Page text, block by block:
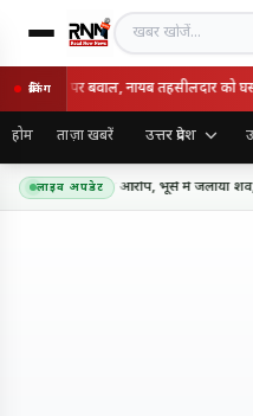
खबर खोजें
ब्रेकिंग
हटाने पर बवाल, नायब तहसीलदार को
होम ताज़ा खबरें उत्तर प्रदेश
लाइव अपडेट
में सास की हत्या का आरोप, भूसे में जलाया शव;